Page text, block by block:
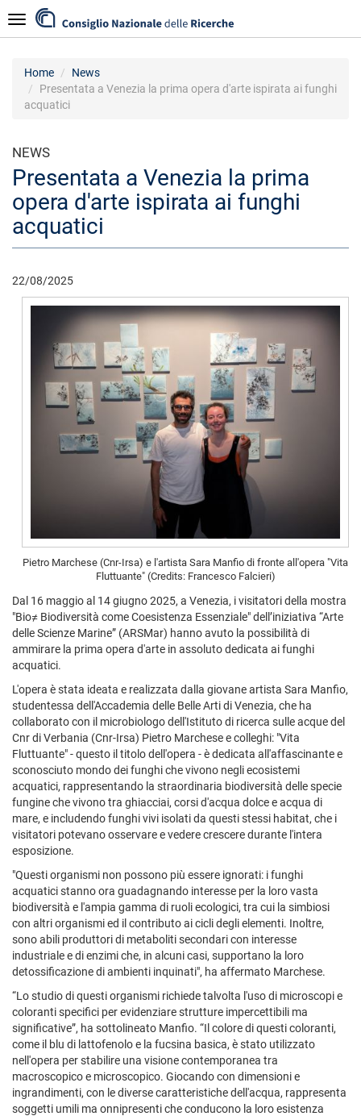
to
main
Navigazione
Home
News
Presentata a Venezia la prima opera d'arte ispirata ai funghi
acquatici
NEWS
Presentata a Venezia la prima
opera d'arte ispirata ai funghi
acquatici
22/08/2025
Pietro Marchese (Cnr-Irsa) e l'artista Sara Manfio di fronte all'opera "Vita
Fluttuante" (Credits: Francesco Falcieri)
Dal 16 maggio al 14 giugno 2025, a Venezia, i visitatori della mostra
"Bio≠ Biodiversità come Coesistenza Essenziale" dell’iniziativa “Arte
delle Scienze Marine” (ARSMar) hanno avuto la possibilità di
ammirare la prima opera d'arte in assoluto dedicata ai funghi
acquatici.
L'opera è stata ideata e realizzata dalla giovane artista Sara Manfio,
studentessa dell'Accademia delle Belle Arti di Venezia, che ha
collaborato con il microbiologo dell'Istituto di ricerca sulle acque del
Cnr di Verbania (Cnr-Irsa) Pietro Marchese e colleghi: "Vita
Fluttuante" - questo il titolo dell'opera - è dedicata all'affascinante e
sconosciuto mondo dei funghi che vivono negli ecosistemi
acquatici, rappresentando la straordinaria biodiversità delle specie
fungine che vivono tra ghiacciai, corsi d'acqua dolce e acqua di
mare, e includendo funghi vivi isolati da questi stessi habitat, che i
visitatori potevano osservare e vedere crescere durante l'intera
esposizione.
"Questi organismi non possono più essere ignorati: i funghi
acquatici stanno ora guadagnando interesse per la loro vasta
biodiversità e l'ampia gamma di ruoli ecologici, tra cui la simbiosi
con altri organismi ed il contributo ai cicli degli elementi. Inoltre,
sono abili produttori di metaboliti secondari con interesse
industriale e di enzimi che, in alcuni casi, supportano la loro
detossificazione di ambienti inquinati", ha affermato Marchese.
“Lo studio di questi organismi richiede talvolta l'uso di microscopi e
coloranti specifici per evidenziare strutture impercettibili ma
significative”, ha sottolineato Manfio. “Il colore di questi coloranti,
come il blu di lattofenolo e la fucsina basica, è stato utilizzato
nell'opera per stabilire una visione contemporanea tra
macroscopico e microscopico. Giocando con dimensioni e
ingrandimenti, con le diverse caratteristiche dell'acqua, rappresenta
soggetti umili ma onnipresenti che conducono la loro esistenza